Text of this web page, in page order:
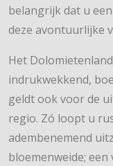
belangrijk dat u
deze avontuurlijke
Het
indrukwekkend,
geldt ook voor de
regio. Zó loopt u
adembenemend
bloemenweide;